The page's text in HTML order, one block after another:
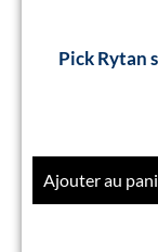
Pick Rytan
Ajouter au